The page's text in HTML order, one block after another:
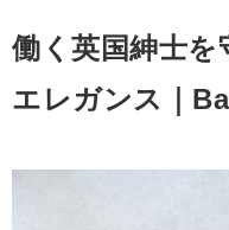
働く英国紳士を
エレガンス｜